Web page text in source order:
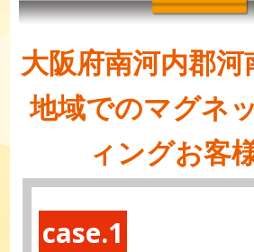
大阪府南河内郡
地域でのマグネ
ィングお客
case.1